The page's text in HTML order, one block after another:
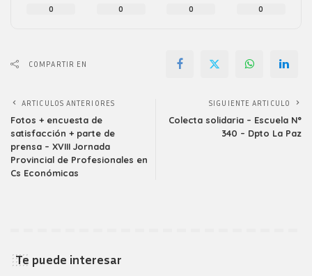
0 0 0 0
COMPARTIR EN
ARTICULOS ANTERIORES
Fotos + encuesta de
satisfacción + parte de
prensa – XVIII Jornada
Provincial de Profesionales en
Cs Económicas
SIGUIENTE ARTICULO
Colecta solidaria – Escuela N°
340 – Dpto La Paz
Te puede interesar